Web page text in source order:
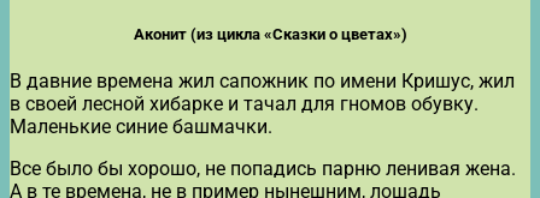
Аконит (из цикла «Сказки о цветах»)
В давние времена жил сапожник по имени Кришус, жил
в своей лесной хибарке и тачал для гномов обувку.
Маленькие синие башмачки.
Все было бы хорошо, не попадись парню ленивая жена.
А в те времена, не в пример нынешним, лошадь